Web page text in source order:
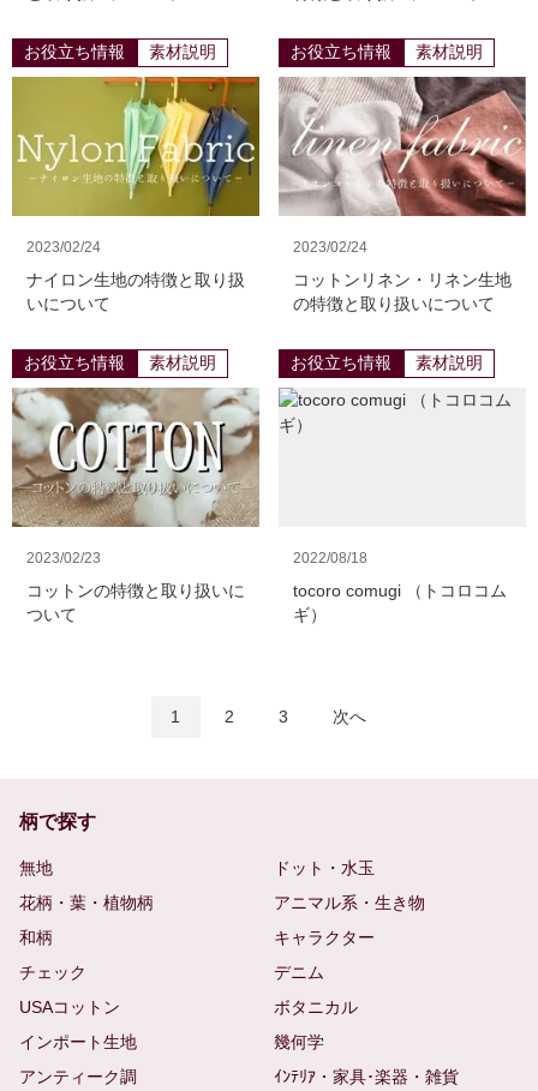
お役立ち情報 素材説明
2023/02/24
ナイロン生地の特徴と取り扱
いについて
お役立ち情報 素材説明
2023/02/24
コットンリネン・リネン生地
の特徴と取り扱いについて
お役立ち情報 素材説明
2023/02/23
コットンの特徴と取り扱いに
ついて
お役立ち情報 素材説明
2022/08/18
tocoro comugi （トコロコム
ギ）
1 2 3 次へ
柄で探す
無地
ドット・水玉
花柄・葉・植物柄
アニマル系・生き物
和柄
キャラクター
チェック
デニム
USAコットン
ボタニカル
インポート生地
幾何学
アンティーク調
ｲﾝﾃﾘｱ・家具･楽器・雑貨